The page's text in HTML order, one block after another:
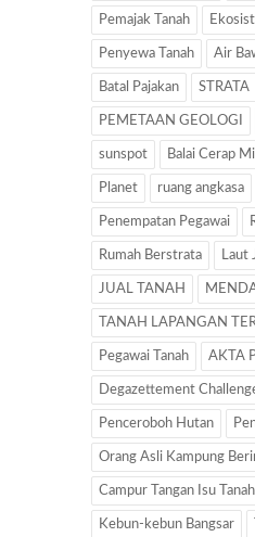
Pemajak Tanah
Penyewa Tanah Air
Batal Pajakan STRATA
PEMETAAN GEOLOGI
sunspot Balai Cerap
Planet ruang angkasa
Penempatan Pegawai
Rumah Berstrata Laut
JUAL TANAH
TANAH LAPANGAN
Pegawai Tanah AKTA
Degazettement
Penceroboh Hutan
Orang Asli Kampung
Campur Tangan Isu Tanah
Kebun-kebun Bangsar